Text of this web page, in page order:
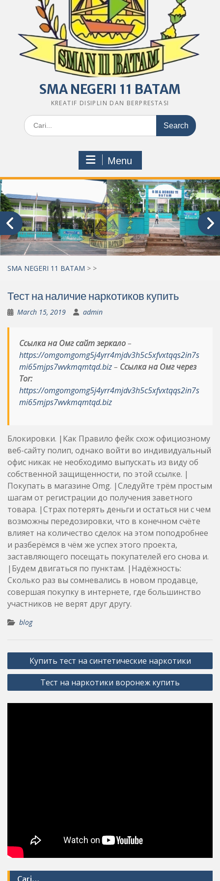
SMA NEGERI 11 BATAM
KREATIF DISIPLIN DAN BERPRESTASI
Search
for:
Menu
SMA NEGERI 11 BATAM > >
Тест на наличие наркотиков купить
March 15, 2019 admin
Ссылка на Омг сайт зеркало–
https://omgomgomg5j4yrr4mjdv3h5c5xfvxtqqs2in7s
mi65mjps7wvkmqmtqd.biz– Ссылка на Омг через
Tor:
https://omgomgomg5j4yrr4mjdv3h5c5xfvxtqqs2in7s
mi65mjps7wvkmqmtqd.biz
Блокировки. |Как Правило фейк схож официозному
веб-сайту полип, однако войти во индивидуальный
офис никак не необходимо выпускать из виду об
собственной защищенности, по этой ссылке. |
Покупать в магазине Omg. |Следуйте трём простым
шагам от регистрации до получения заветного
товара. |Страх потерять деньги и остаться ни с чем
возможны передозировки, что в конечном счёте
влияет на количество сделок на этом поподробнее
и разберёмся в чём же успех этого проекта,
заставляющего посещать покупателей его снова и.
|Будем двигаться по пунктам. |Надёжность:
Сколько раз вы сомневались в новом продавце,
совершая покупку в интернете, где большинство
участников не верят друг другу.
blog
Post
navigation
Купить тест на синтетические наркотики
Тест на наркотики воронеж купить
Cari…